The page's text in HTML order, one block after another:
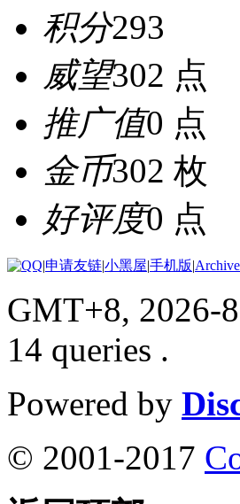
积分293
威望302 点
推广值0 点
金币302 枚
好评度0 点
|申请友链|小黑屋|手机版|
GMT+8, 2026-
14 queries .
Powered by
© 2001-2017